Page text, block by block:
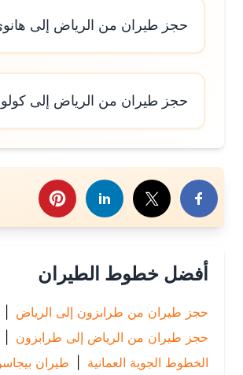
حجز طيران من الرياض إلى هانوي
حجز طيران من الرياض إلى كولومبو
هذا الموضوع
أفضل خطوط الطيران
حجز طيران من طرابزون إلى الرياض
|
حجز طيران من الرياض إلى طرابزون |
الخطوط الجوية العمانية | طيران بيجاسوس |